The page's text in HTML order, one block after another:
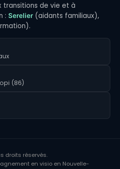
transitions de vie et à
: Serelier (aidants familiaux),
(86)
droits réservés.
en visio en Nouvelle-